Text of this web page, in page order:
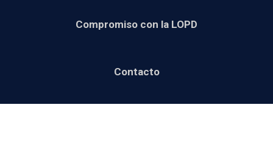
Compromiso con la LOPD
Contacto